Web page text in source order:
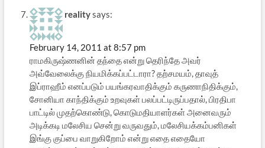
realitysays:
February 14, 2011 at 8:57 pm
ராமகிருஷ்ணனின் தந்தை என்று தெரிந்தே அவர்
அவ்வேலைக்கு நியமிக்கப்பட்டாரா? தற்சமயம், தாவுத்
இப்ராஹீம் எனப்படும் பயங்கரவாதிக்கும் கருணாநிதிக்கும்,
சோனியா காந்திக்கும் உறவுகள் பலப்பட்டிருப்பதால், பிரதிபா
பாட்டில் முதற்கொண்டு, கொடுமதியாளர்கள் அனைவரும்
அடிக்கடி மலேசிய சென்று வருவதும், மலேசியக்கம்பனிகள்
இங்கு குப்பை வாறுகிறோம் என்று எதை எதையோ